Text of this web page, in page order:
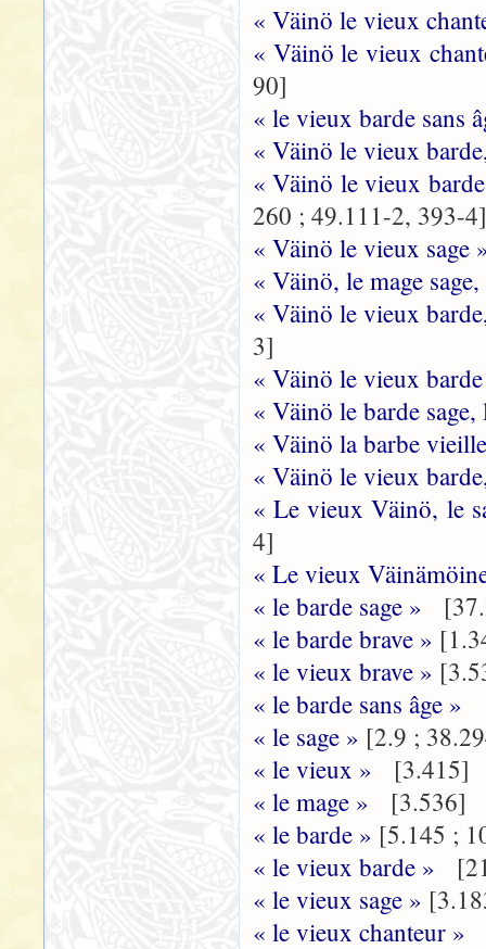
« Väinö le vieux
« Väinö le vieux
90]
« le vieux barde sans
« Väinö le vieux
« Väinö le vieux
260 ; 49.111-2, 393-4]
« Väinö le vieux sage
« Väinö, le mage
« Väinö le vieux
3]
« Väinö le vieux
« Väinö le barde
« Väinö la barbe
« Väinö le vieux
« Le vieux Väinö, le
4]
« Le vieux
« le barde sage »
« le barde brave »
« le vieux brave »
« le barde sans âge »
« le sage » [2.9 ;
« le vieux »
[3.415]
« le mage »
[3.536]
« le barde » [5.145 ;
« le vieux barde »
« le vieux sage »
« le vieux chanteur »